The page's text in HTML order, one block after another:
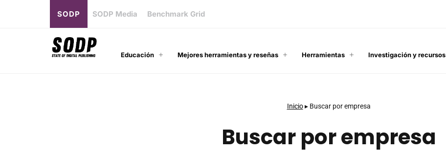
SODP SODP Media Benchmark Grid
Educación Mejores herramientas y reseñas Herramientas Investigación y recursos
Inicio▸ Buscar por empresa
Buscar por empresa